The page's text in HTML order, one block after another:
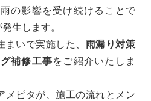
の影響を受け続けることで
生します。
いで実施した、 雨漏り対策
補修工事をご紹介いたしま
メピタが、施工の流れとメン